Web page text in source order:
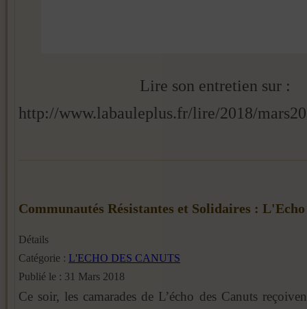
Lire son entretien sur :
http://www.labauleplus.fr/lire/2018/
Communautés Résistantes et Solidaires : L'Echo
Détails
Catégorie : L'ECHO DES CANUTS
Publié le : 31 Mars 2018
Ce soir, les camarades de L’écho des Canuts